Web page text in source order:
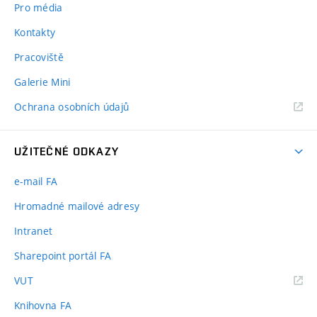
Pro média
Kontakty
Pracoviště
Galerie Mini
Ochrana osobních údajů
UŽITEČNÉ ODKAZY
e-mail FA
Hromadné mailové adresy
Intranet
Sharepoint portál FA
VUT(externí
Knihovna FA